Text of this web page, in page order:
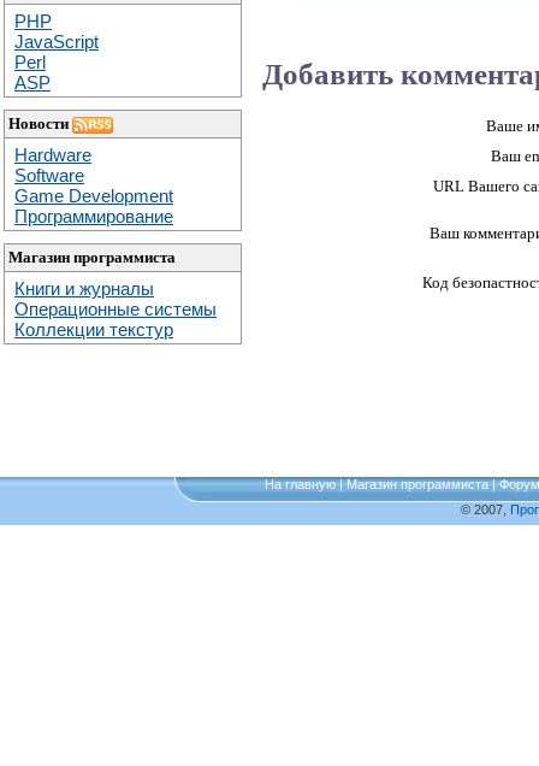
PHP
JavaScript
Perl
ASP
Новости
Hardware
Software
Game Development
Программирование
Магазин программиста
Книги и журналы
Операционные системы
Коллекции текстур
Добавить
Ваше
Ваш
URL Вашего
Ваш
Код
На главную|Магазин программиста|Форум
© 2007,